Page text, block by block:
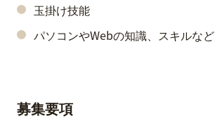
玉掛け技能
パソコンやWebの知識、スキルなど
募集要項